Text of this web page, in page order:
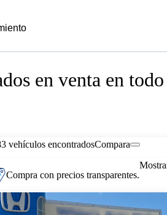
en venta en
vehículos encontradosCompara
Compra con precios transparentes.